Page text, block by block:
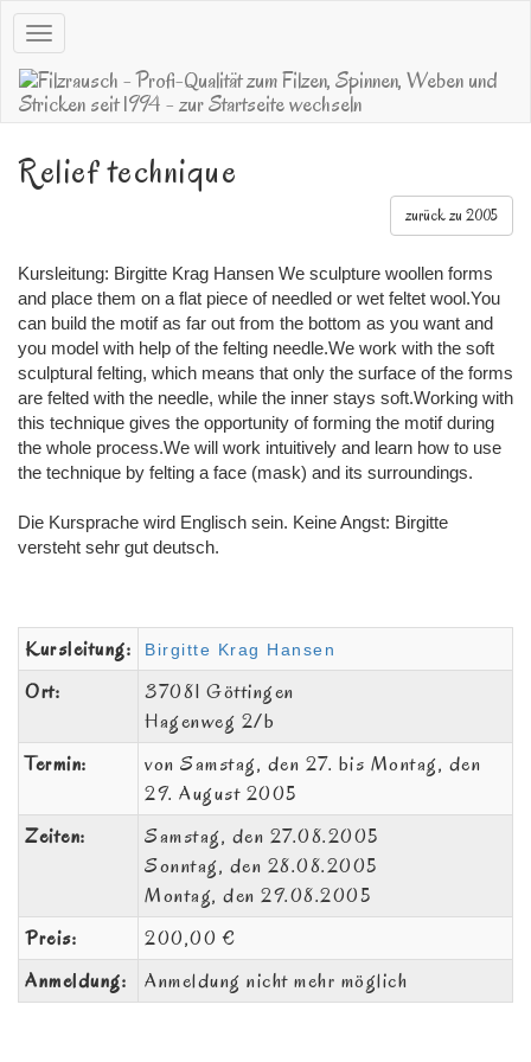
Navigation
öffnen
Relief technique
zurück zu 2005
Kursleitung: Birgitte Krag Hansen We sculpture woollen forms
and place them on a flat piece of needled or wet feltet wool.You
can build the motif as far out from the bottom as you want and
you model with help of the felting needle.We work with the soft
sculptural felting, which means that only the surface of the forms
are felted with the needle, while the inner stays soft.Working with
this technique gives the opportunity of forming the motif during
the whole process.We will work intuitively and learn how to use
the technique by felting a face (mask) and its surroundings.
Die Kursprache wird Englisch sein. Keine Angst: Birgitte
versteht sehr gut deutsch.
Kursleitung: Birgitte Krag Hansen
Ort:
37081 Göttingen
Hagenweg 2/b
Termin:
von Samstag, den 27. bis Montag, den
29. August 2005
Zeiten:
Samstag, den 27.08.2005
Sonntag, den 28.08.2005
Montag, den 29.08.2005
Preis:
200,00 €
Anmeldung:
Anmeldung nicht mehr möglich